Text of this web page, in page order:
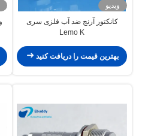
ویدیو
کانکتور آرنج ضد آب فلزی سری
Lemo K
بهترین قیمت را دریافت کنید